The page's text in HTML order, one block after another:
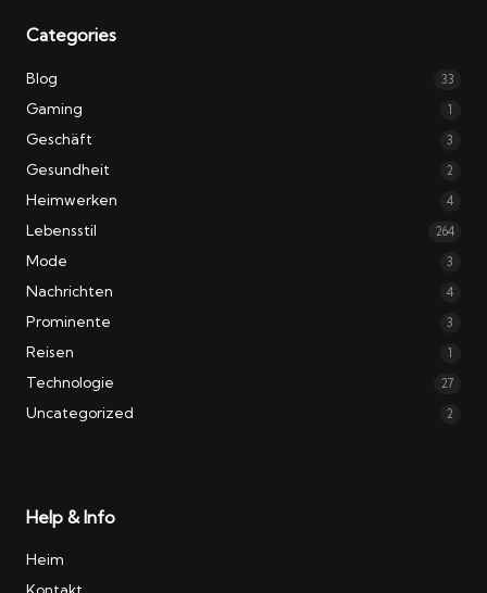
Categories
Blog 33
Gaming 1
Geschäft 3
Gesundheit 2
Heimwerken 4
Lebensstil 264
Mode 3
Nachrichten 4
Prominente 3
Reisen 1
Technologie 27
Uncategorized 2
Help & Info
Heim
Kontakt